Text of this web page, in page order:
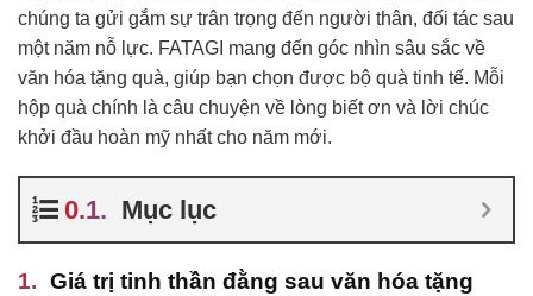
chúng ta gửi gắm sự trân trọng đến người thân, đối tác sau
một năm nỗ lực. FATAGI mang đến góc nhìn sâu sắc về
văn hóa tặng quà, giúp bạn chọn được bộ quà tinh tế. Mỗi
hộp quà chính là câu chuyện về lòng biết ơn và lời chúc
khởi đầu hoàn mỹ nhất cho năm mới.
Mục lục
Giá trị tinh thần đằng sau văn hóa tặng